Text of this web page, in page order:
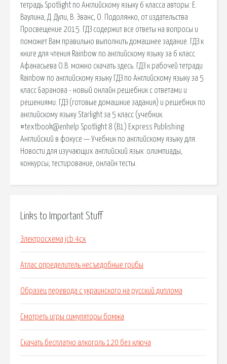
тетрадь Spotlight по Английскому языку 6 класса авторы: Е.
Ваулина, Д. Дули, В. Эванс, О. Подолянко, от издательства
Просвещение 2015. ГДЗ содержит все ответы на вопросы и
поможет Вам правильно выполнить домашнее задание. ГДЗ к
книге для чтения Rainbow по английскому языку за 6 класс
Афанасьева О.В. можно скачать здесь. ГДЗ к рабочей тетради
Rainbow по английскому языку ГДЗ по Английскому языку за 5
класс Баранова - новый онлайн решебник с ответами и
решениями. ГДЗ (готовые домашние задания) и решебник по
английскому языку Starlight за 5 класс (учебник.
#textbook@enhelp Spotlight 8 (B1) Express Publishing
Английский в фокусе — Учебник по английскому языку для.
Новости для изучающих английский язык: олимпиады,
конкурсы, тестирование, онлайн тесты.
Links to Important Stuff
Электросхема jcb 4cx
Атлас определитель несъедобные грибы
Образец перевода с украинского на русский диплома
Смотреть игры симуляторы бомжа
Скачать бесплатно алкоголь 120 без ключа